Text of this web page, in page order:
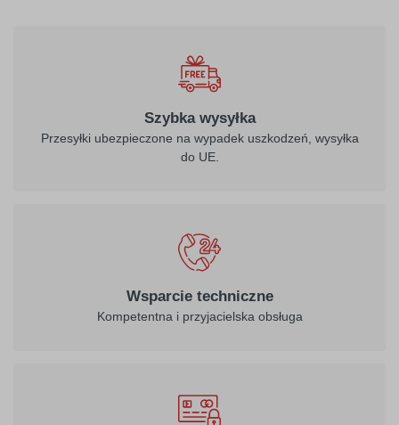
purpurowo-
312
burgund
Szybka wysyłka
Przesyłki ubezpieczone na wypadek uszkodzeń, wysyłka
do UE.
Wsparcie techniczne
Kompetentna i przyjacielska obsługa